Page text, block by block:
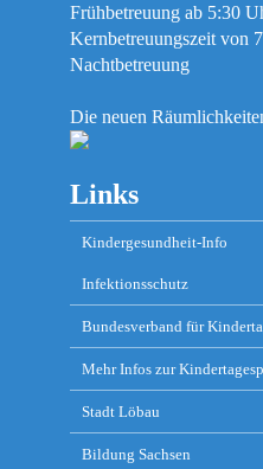
Frühbetreuung ab 5:30
Kernbetreuungszeit von
Nachtbetreuung
Die neuen
Links
Kindergesundheit-Info
Infektionsschutz
Bundesverband für
Mehr Infos zur
Stadt Löbau
Bildung Sachsen